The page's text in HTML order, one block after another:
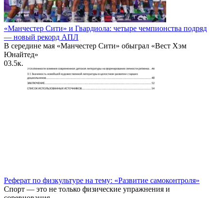
«Манчестер Сити» и Гвардиола: четыре чемпионства подряд
— новый рекорд АПЛ
В середине мая «Манчестер Сити» обыграл «Вест Хэм
Юнайтед»
03.5к.
Реферат по физкультуре на тему: «Развитие самоконтроля»
Спорт — это не только физические упражнения и